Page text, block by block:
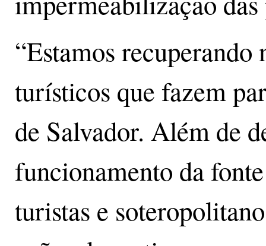
“Estamos recuperando
turísticos que fazem
de Salvador. Além de
funcionamento da
turistas e